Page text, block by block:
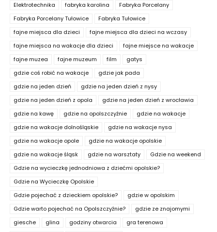
Elektrotechnika
fabryka karolina
Fabryka Porcelany
Fabryka Porcelany Tułowice
Fabryka Tułowice
fajne miejsca dla dzieci
fajne miejsca dla dzieci na wczasy
fajne miejsca na wakacje dla dzieci
fajne miejsce na wakacje
fajne muzea
fajne muzeum film
gatys
gdzie coś robić na wakacje
gdzie jak pada
gdzie na jeden dzień
gdzie na jeden dzień z nysy
gdzie na jeden dzień z opola
gdzie na jeden dzień z wrocławia
gdzie na kawę
gdzie na opolszczyźnie
gdzie na wakacje
gdzie na wakacje dolnośląskie
gdzie na wakacje nysa
gdzie na wakacje opole
gdzie na wakacje opolskie
gdzie na wakacje śląsk
gdzie na warsztaty
Gdzie na weekend
Gdzie na wycieczkę jednodniowa z dziećmi opolskie?
Gdzie na Wycieczkę Opolskie
Gdzie pojechać z dzieckiem opolskie?
gdzie w opolskim
Gdzie warto pojechać na Opolszczyźnie?
gdzie ze znajomymi
giesche
glina godziny otwarcia
gra terenowa